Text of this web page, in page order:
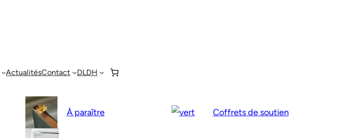
ActualitésContact DLDH
À paraître Coffrets de soutien